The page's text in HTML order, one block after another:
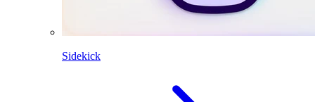
Sidekick